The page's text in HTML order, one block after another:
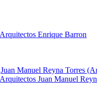
Juan Manuel Reyna Torres